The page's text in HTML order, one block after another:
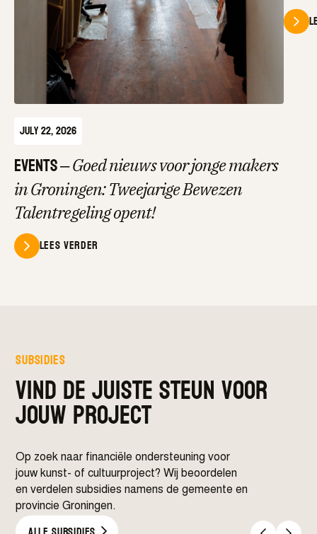
July 22, 2026
Events–Goed nieuws voor jonge makers
in Groningen: Tweejarige Bewezen
Talentregeling opent!
Lees verder
subsidies
vind de juiste steun voor
jouw project
Op zoek naar financiële ondersteuning voor
jouw kunst- of cultuurproject? Wij beoordelen
en verdelen subsidies namens de gemeente en
provincie Groningen.